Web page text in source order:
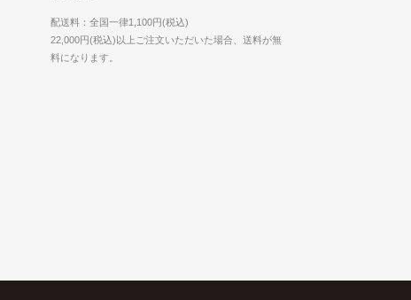
配送料：全国一律1,100円(税込)
22,000円(税込)以上ご注文いただいた場合、送料が無
料になります。